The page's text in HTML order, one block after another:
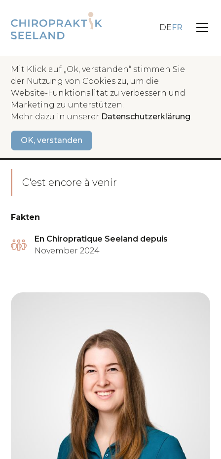
DEFR
Mit Klick auf „Ok, verstanden“ stimmen Sie
der Nutzung von Cookies zu, um die
Website-Funktionalität zu verbessern und
Marketing zu unterstützen.
Mehr dazu in unserer Datenschutzerklärung.
OK, verstanden
Retour
Chiropraticienne en formation postgrade
Mara Sumser
C'est encore à venir
Fakten
En Chiropratique Seeland depuis
November 2024